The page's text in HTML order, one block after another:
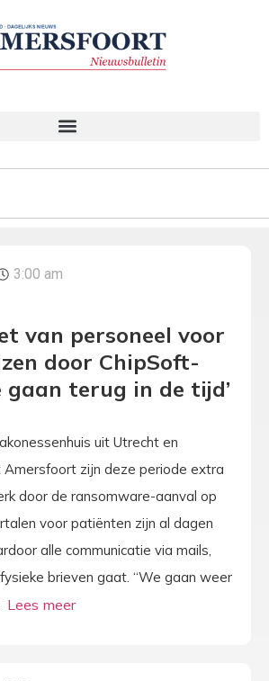
3:00 am
van personeel voor
door ChipSoft-
gaan terug in de tijd’
uit Utrecht en
Amersfoort zijn deze periode extra
door de ransomware-aanval op
voor patiënten zijn al dagen
alle communicatie via mails,
brieven gaat. “We gaan weer